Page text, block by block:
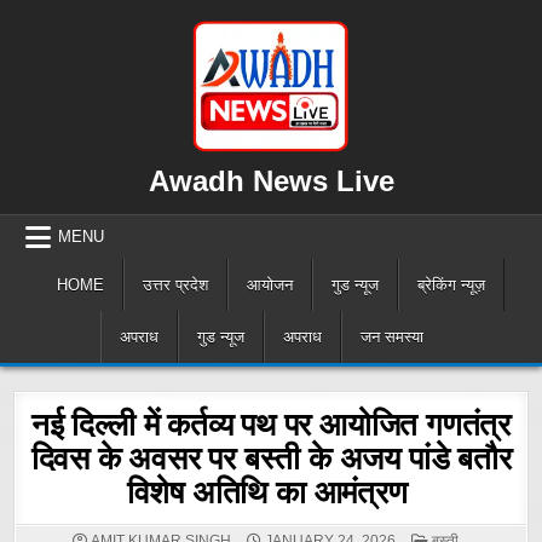
Awadh News Live
MENU
HOME उत्तर प्रदेश आयोजन गुड न्यूज ब्रेकिंग न्यूज़
अपराध गुड न्यूज अपराध जन समस्या
नई दिल्ली में कर्तव्य पथ पर आयोजित गणतंत्र
दिवस के अवसर पर बस्ती के अजय पांडे बतौर
विशेष अतिथि का आमंत्रण